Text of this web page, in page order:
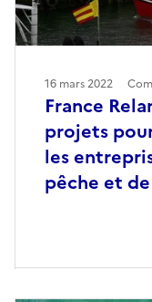
France
projets
les
pêche et
16 mars 2022